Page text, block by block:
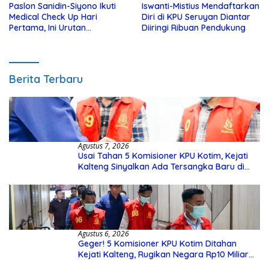
Paslon Sanidin-Siyono Ikuti
Medical Check Up Hari
Pertama, Ini Urutan
Iswanti-Mistius Mendaftarkan
Diri di KPU Seruyan Diantar
Diiringi Ribuan Pendukung
Berita Terbaru
Agustus 7, 2026
Usai Tahan 5 Komisioner KPU Kotim, Kejati
Kalteng Sinyalkan Ada Tersangka Baru di
Agustus 6, 2026
Geger! 5 Komisioner KPU Kotim Ditahan
Kejati Kalteng, Rugikan Negara Rp10 Miliar